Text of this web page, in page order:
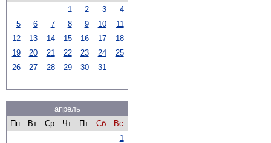
1
2 3
4
5
6 7 8 9 10
11
12
13 14 15 16 17
18
19
20 21 22 23 24
25
26
27 28 29 30 31
апрель
Пн
Вт Ср Чт Пт Сб
Вс
1